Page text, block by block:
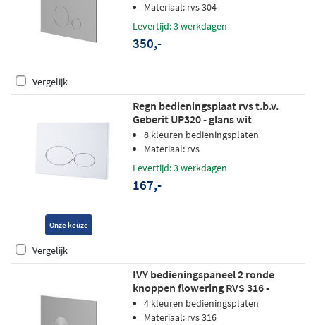
Materiaal: rvs 304
Levertijd: 3 werkdagen
350,-
Vergelijk
Onze keuze
Regn bedieningsplaat rvs t.b.v.
Geberit UP320 - glans wit
8 kleuren bedieningsplaten
Materiaal: rvs
Levertijd: 3 werkdagen
167,-
Vergelijk
IVY bedieningspaneel 2 ronde
knoppen flowering RVS 316 -
geborsteld RVS
4 kleuren bedieningsplaten
Materiaal: rvs 316